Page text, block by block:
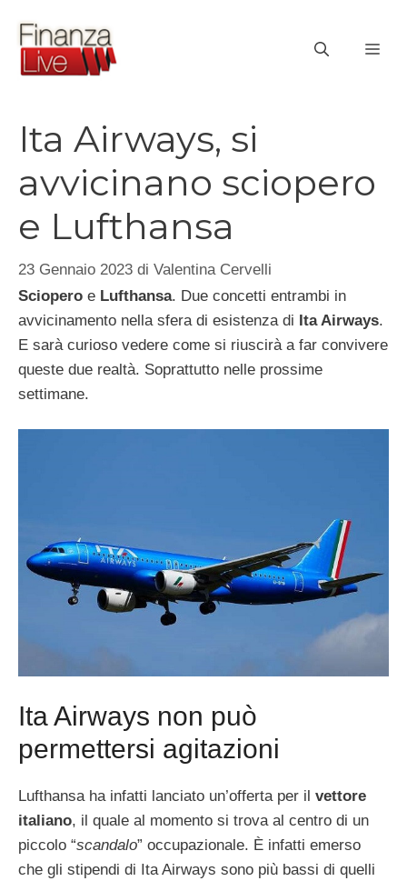
contenuto
Ita Airways, si
avvicinano sciopero
e Lufthansa
23 Gennaio 2023 di Valentina Cervelli
Sciopero e Lufthansa. Due concetti entrambi in
avvicinamento nella sfera di esistenza di Ita Airways.
E sarà curioso vedere come si riuscirà a far convivere
queste due realtà. Soprattutto nelle prossime
settimane.
Ita Airways non può
permettersi agitazioni
Lufthansa ha infatti lanciato un’offerta per il vettore
italiano, il quale al momento si trova al centro di un
piccolo “scandalo” occupazionale. È infatti emerso
che gli stipendi di Ita Airways sono più bassi di quelli